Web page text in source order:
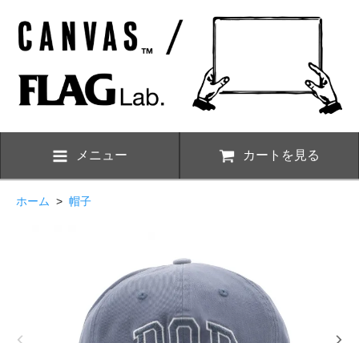
メニュー カートを見る
ホーム > 帽子